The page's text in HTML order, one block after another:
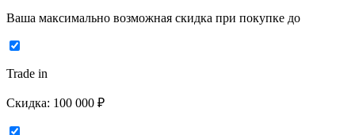
Ваша максимально возможная скидка при покупке до
Trade in
Скидка: 100 000 ₽